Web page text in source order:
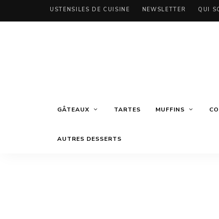
USTENSILES DE CUISINE NEWSLETTER QUI
GÂTEAUX TARTES MUFFINS
AUTRES DESSERTS